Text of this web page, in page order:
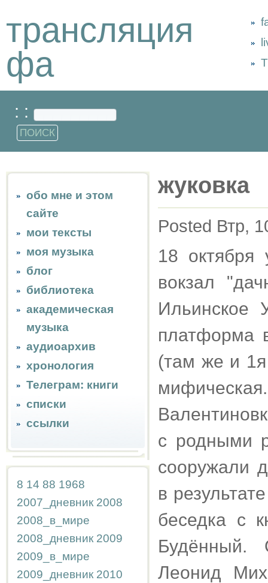
трансляция
фа
: :
обо мне и этом
сайте
мои тексты
моя музыка
блог
библиотека
академическая
музыка
аудиоархив
хронология
Телеграм: книги
списки
ссылки
8 14 88 1968
2007_дневник 2008
2008_в_мире
2008_дневник 2009
2009_в_мире
2009_дневник 2010
жуковка
Posted Втр,
18 октября
вокзал
Ильинское
платформа
(там же и
с родными
сооружали
в
беседка с
Будённый.
Леонид